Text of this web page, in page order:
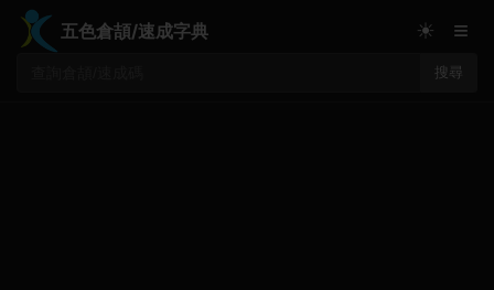
五色倉頡/速成字典
搜尋
☀ ≡